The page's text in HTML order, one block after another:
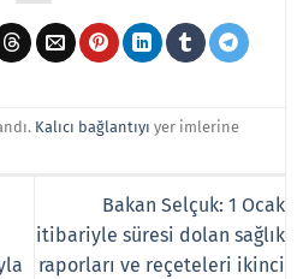
Kalıcı bağlantıyı yer imlerine
Bakan Selçuk: 1 Ocak
itibariyle süresi dolan sağlık
raporları ve reçeteleri ikinci